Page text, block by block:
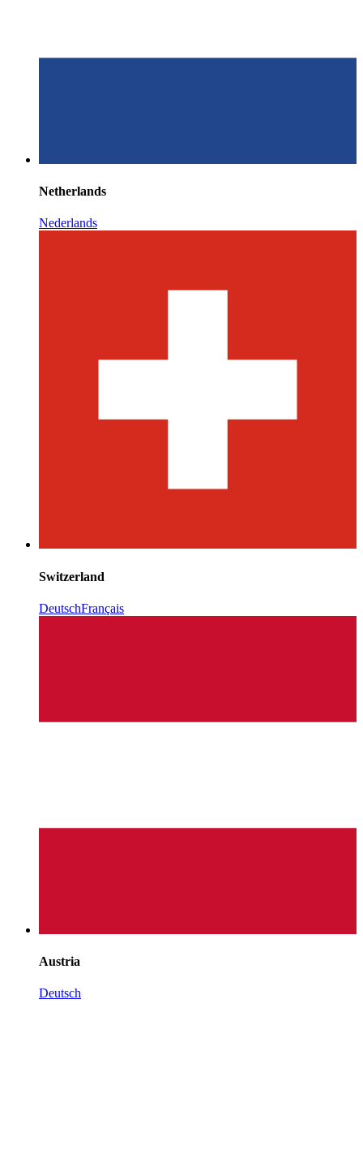
Netherlands
Nederlands
Switzerland
DeutschFrançais
Austria
Deutsch